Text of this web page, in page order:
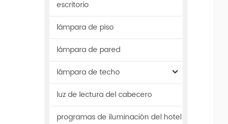
escritorio
lámpara de piso
lámpara de pared
lámpara de techo
luz de lectura del cabecero
programas de iluminación del hotel